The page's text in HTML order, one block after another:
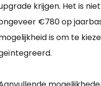
krijgen. Het is
€780 op
is om te